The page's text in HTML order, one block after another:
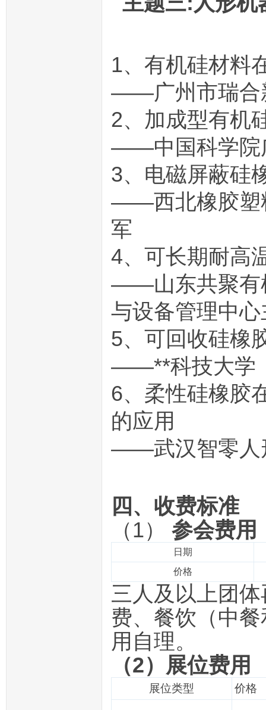
1、有机硅材料
——广州市瑞合
2、加成型有机
——中国科学院
3、电磁屏蔽硅
——西北橡胶塑
军
4、可长期耐高
——山东共聚有
与设备管理中
5、可回收硅橡
——**科技大学
6、柔性硅橡胶
的应用
——武汉智零人
四、 收费标准
（1） 参会费用
日期
价格
三人及以上团
费、餐饮（中
用自理。
（2）展位费用
展位类型 价格